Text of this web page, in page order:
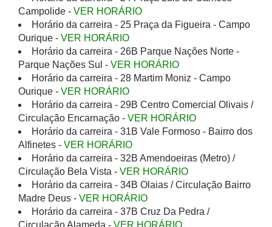
Campolide - VER HORÁRIO
Horário da carreira - 25 Praça da Figueira - Campo
Ourique - VER HORÁRIO
Horário da carreira - 26B Parque Nações Norte -
Parque Nações Sul - VER HORÁRIO
Horário da carreira - 28 Martim Moniz - Campo
Ourique - VER HORÁRIO
Horário da carreira - 29B Centro Comercial Olivais /
Circulação Encarnação - VER HORÁRIO
Horário da carreira - 31B Vale Formoso - Bairro dos
Alfinetes - VER HORÁRIO
Horário da carreira - 32B Amendoeiras (Metro) /
Circulação Bela Vista - VER HORÁRIO
Horário da carreira - 34B Olaias / Circulação Bairro
Madre Deus - VER HORÁRIO
Horário da carreira - 37B Cruz Da Pedra /
Circulação Alameda - VER HORÁRIO